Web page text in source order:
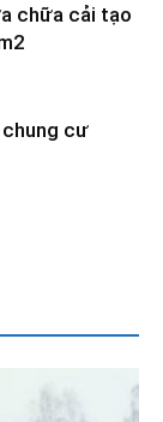
chữa cải tạo
cư